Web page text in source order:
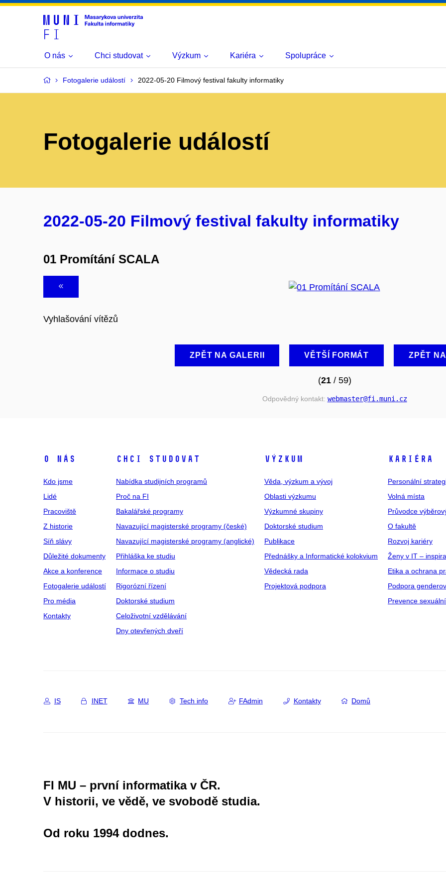
O nás Chci studovat Výzkum Kariéra Spolupráce
Fotogalerie událostí 2022-05-20 Filmový festival fakulty informatiky
Fotogalerie událostí
2022-05-20 Filmový festival fakulty informatiky
01 Promítání SCALA
Vyhlašování vítězů
ZPĚT NA GALERII VĚTŠÍ FORMÁT ZPĚT
(21/ 59)
Odpovědný kontakt: webmaster@fi .muni .cz
O NÁS
Kdo jsme
Lidé
Pracoviště
Z historie
Síň slávy
Důležité dokumenty
Akce a konference
Fotogalerie událostí
Pro média
Kontakty
CHCI STUDOVAT
Nabídka studijních programů
Proč na FI
Bakalářské programy
Navazující magisterské programy (české)
Navazující magisterské programy (anglické)
Přihláška ke studiu
Informace o studiu
Rigorózní řízení
Doktorské studium
Celoživotní vzdělávání
Dny otevřených dveří
VÝZKUM
Věda, výzkum a vývoj
Oblasti výzkumu
Výzkumné skupiny
Doktorské studium
Publikace
Přednášky a Informatické kolokvium
Vědecká rada
Projektová podpora
KARIÉRA
Personální
Volná místa
Průvodce
O fakultě
Rozvoj kariéry
Ženy v IT –
Etika a ochrana
Podpora
Prevence
IS INET MU Tech info FAdmin Kontakty Domů
FI MU – první informatika v ČR.
V historii, ve vědě, ve svobodě studia.
Od roku 1994 dodnes.